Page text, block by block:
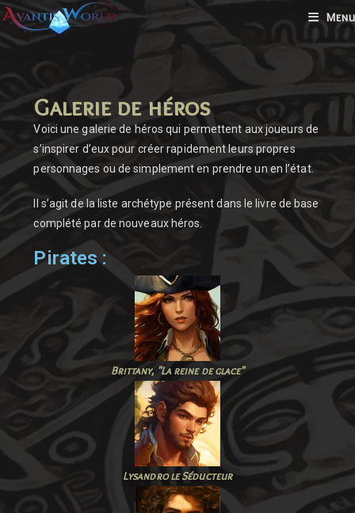
Menu
Galerie de héros
Voici une galerie de héros qui permettent aux joueurs de
s’inspirer d’eux pour créer rapidement leurs propres
personnages ou de simplement en prendre un en l’état.
Il s’agit de la liste archétype présent dans le livre de base
complété par de nouveaux héros.
Pirates :
Brittany, "La reine de glace"
Lysandro le Séducteur